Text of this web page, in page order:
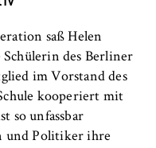
saß Helen
des Berliner
im Vorstand des
kooperiert mit
so unfassbar
und Politiker ihre
Ihres